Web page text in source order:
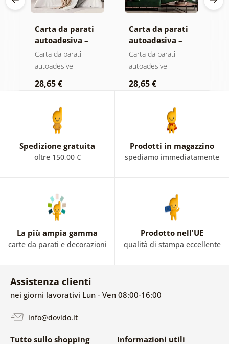
Carta da parati
autoadesiva –
Foglie con
sfumatura
Carta da parati
autoadesive
28,65 €
Carta da parati
autoadesiva –
Foresta nella
nebbia
Carta da parati
autoadesive
28,65 €
Spedizione gratuita
oltre 150,00 €
Prodotti in magazzino
spediamo immediatamente
La più ampia gamma
carte da parati e decorazioni
Prodotto nell'UE
qualità di stampa eccellente
Assistenza clienti
nei giorni lavorativi Lun - Ven 08:00-16:00
info@dovido.it
Tutto sullo shopping Informazioni utili